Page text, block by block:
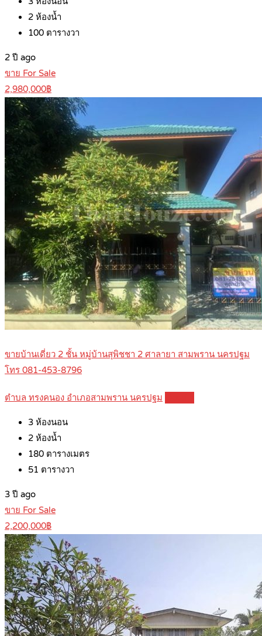
2 ห้องน้ำ
100 ตารางวา
2 ปี ago
ขาย For Sale
2,980,000฿
ขายบ้านเดี่ยว 2 ชั้น หมู่บ้านสุพิชชา 2 ศาลายา สามพราน นครปฐม
โทร 081-453-8796
ตำบล ทรงคนอง อำเภอสามพราน นครปฐม
3 ห้องนอน
2 ห้องน้ำ
180 ตารางเมตร
51 ตารางวา
3 ปี ago
ขาย For Sale
2,200,000฿